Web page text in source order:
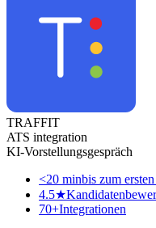
TRAFFIT
ATS integration
KI-Vorstellungsgespräch
<20 minbis zum
4.5★
70+Integrationen